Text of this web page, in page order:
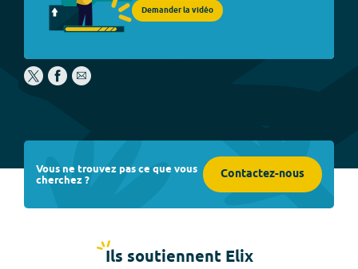
Demander la vidéo
Vous ne trouvez pas ce que vous
cherchez ? Contactez-nous
Ils soutiennent Elix